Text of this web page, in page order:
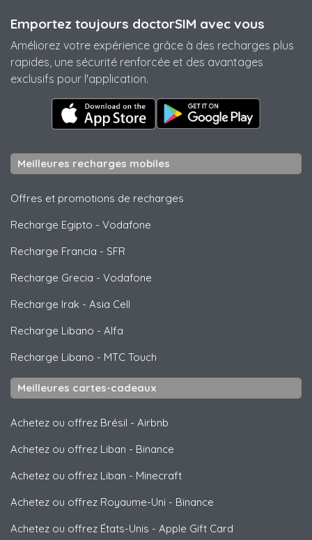
Emportez toujours doctorSIM avec vous
Améliorez votre expérience grâce à des recharges plus
rapides, une sécurité renforcée et des avantages
exclusifs pour l'application.
Meilleures recharges mobiles
Offres et promotions de recharges
Recharge Egipto - Vodafone
Recharge Francia - SFR
Recharge Grecia - Vodafone
Recharge Irak - Asia Cell
Recharge Libano - Alfa
Recharge Libano - MTC Touch
Meilleures cartes-cadeaux
Achetez ou offrez Brésil - Airbnb
Achetez ou offrez Liban - Binance
Achetez ou offrez Liban - Minecraft
Achetez ou offrez Royaume-Uni - Binance
Achetez ou offrez États-Unis - Apple Gift Card